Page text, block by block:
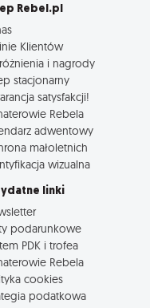
Rebel.pl
Klientów
i nagrody
stacjonarny
satysfakcji!
Rebela
adwentowy
małoletnich
wizualna
linki
podarunkowe
PDK i trofea
Rebela
cookies
podatkowa